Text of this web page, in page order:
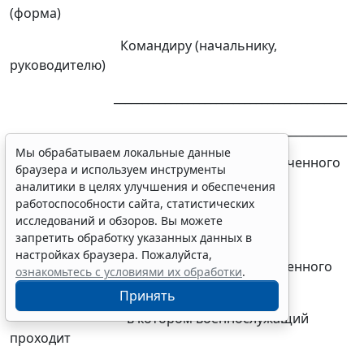
(форма)
Командиру (начальнику,
руководителю)
_________________________________________
(наименование уполномоченного
органа
федерального органа
исполнительной власти
(федерального государственного
органа),
в котором военнослужащий
проходит
Мы обрабатываем локальные данные
браузера и используем инструменты
аналитики в целях улучшения и обеспечения
работоспособности сайта, статистических
исследований и обзоров. Вы можете
запретить обработку указанных данных в
настройках браузера. Пожалуйста,
ознакомьтесь с условиями их обработки.
Принять